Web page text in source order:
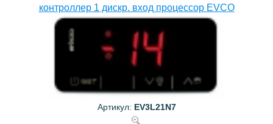
контроллер 1 дискр. вход процессор EVCO
Артикул: EV3L21N7